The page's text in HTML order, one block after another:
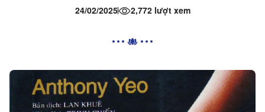
24/02/2025 2,772 lượt xem